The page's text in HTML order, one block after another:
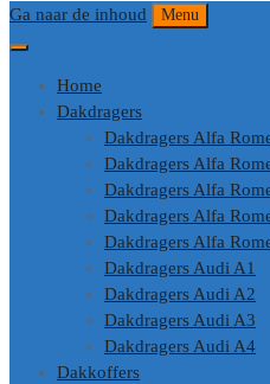
Ga naar de inhoud
Menu
Home
Dakdragers
Dakdragers Alfa
Dakdragers Alfa
Dakdragers Alfa
Dakdragers Alfa
Dakdragers Alfa
Dakdragers Audi A1
Dakdragers Audi A2
Dakdragers Audi A3
Dakdragers Audi A4
Dakkoffers